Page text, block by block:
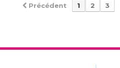
Précédent 1 2 3